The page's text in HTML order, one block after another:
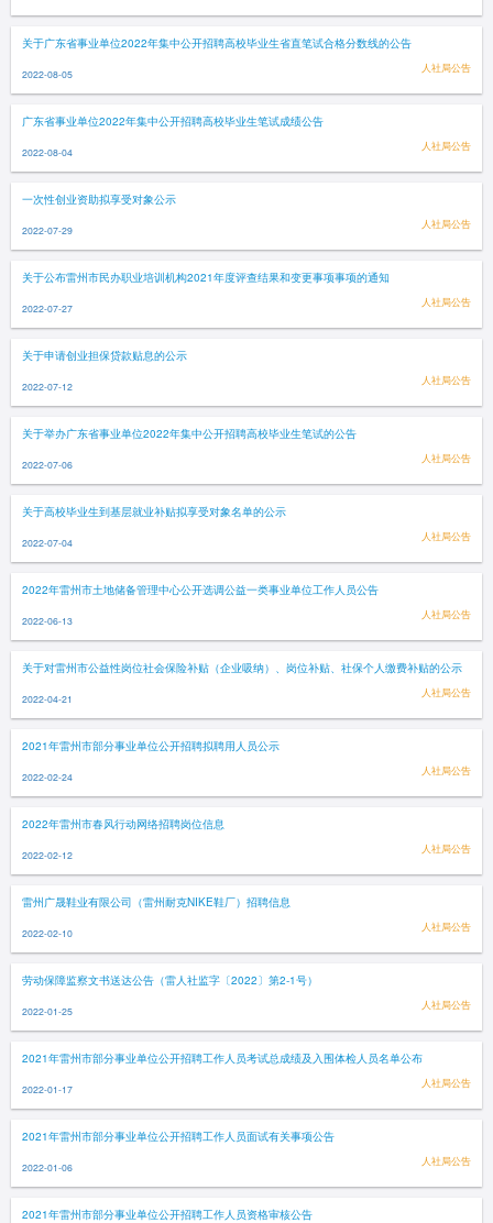
关于广东省事业单位2022年集中公开招聘高校毕业生省直笔试合格分数线的公告
2022-08-05 人社局公告
广东省事业单位2022年集中公开招聘高校毕业生笔试成绩公告
2022-08-04 人社局公告
一次性创业资助拟享受对象公示
2022-07-29 人社局公告
关于公布雷州市民办职业培训机构2021年度评查结果和变更事项事项的通知
2022-07-27 人社局公告
关于申请创业担保贷款贴息的公示
2022-07-12 人社局公告
关于举办广东省事业单位2022年集中公开招聘高校毕业生笔试的公告
2022-07-06 人社局公告
关于高校毕业生到基层就业补贴拟享受对象名单的公示
2022-07-04 人社局公告
2022年雷州市土地储备管理中心公开选调公益一类事业单位工作人员公告
2022-06-13 人社局公告
关于对雷州市公益性岗位社会保险补贴（企业吸纳）、岗位补贴、社保个人缴费补贴的公示
2022-04-21 人社局公告
2021年雷州市部分事业单位公开招聘拟聘用人员公示
2022-02-24 人社局公告
2022年雷州市春风行动网络招聘岗位信息
2022-02-12 人社局公告
雷州广晟鞋业有限公司（雷州耐克NIKE鞋厂）招聘信息
2022-02-10 人社局公告
劳动保障监察文书送达公告（雷人社监字〔2022〕第2-1号）
2022-01-25 人社局公告
2021年雷州市部分事业单位公开招聘工作人员考试总成绩及入围体检人员名单公布
2022-01-17 人社局公告
2021年雷州市部分事业单位公开招聘工作人员面试有关事项公告
2022-01-06 人社局公告
2021年雷州市部分事业单位公开招聘工作人员资格审核公告